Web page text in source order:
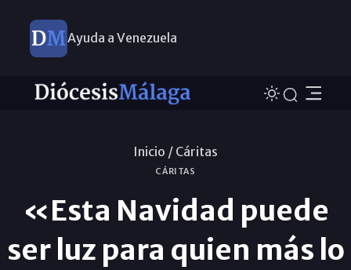
Ayuda a Venezuela
Inicio / Cáritas
CÁRITAS
«Esta Navidad puede
ser luz para quien más lo